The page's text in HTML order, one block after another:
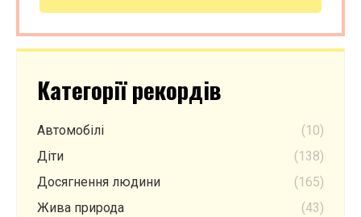
Категорії рекордів
Автомобілі
(10)
Діти
(138)
Досягнення людини
(165)
Жива природа
(43)